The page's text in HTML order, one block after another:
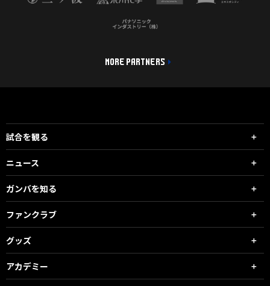
MORE PARTNERS
試合を観る
ニュース
ガンバを知る
ファンクラブ
グッズ
アカデミー